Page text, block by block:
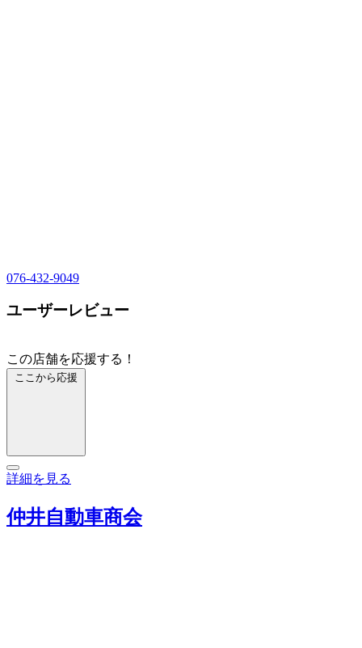
076-432-9049
ユーザーレビュー
この店舗を応援する！
ここから応援
詳細を見る
仲井自動車商会